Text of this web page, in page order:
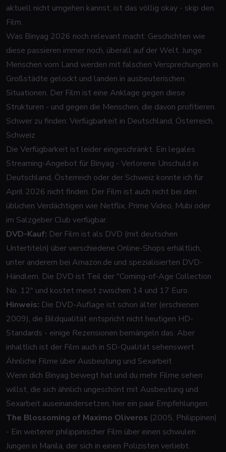
aktuell nicht umgehen kannst, ist das völlig okay - skip den
Film.
Was Binyag 2026 noch relevant macht: Geschichten wie
diese passieren immer noch, überall auf der Welt. Junge
Menschen vom Land werden mit falschen Versprechungen in
Großstädte gelockt und landen in ausbeuterischen
Situationen. Der Film ist eine Anklage gegen diese
Strukturen - und gegen die Menschen, die davon profitieren.
Schwer zu finden: Verfügbarkeit in Deutschland, Österreich,
Schweiz
Die Verfügbarkeit ist leider eingeschränkt. Ein legales
Streaming-Angebot für Binyag - Verlorene Unschuld in
Deutschland, Österreich oder der Schweiz konnte ich für
April 2026 nicht finden. Der Film ist auch nicht bei den
üblichen Verdächtigen wie Netflix, Prime Video, Mubi oder
im Salzgeber Club verfügbar.
DVD-Kauf: Der Film ist als DVD (mit deutschen
Untertiteln) über verschiedene Online-Shops erhältlich,
unter anderem bei Amazon.de und spezialisierten DVD-
Händlern. Die DVD ist Teil der "Coming-of-Age Collection
No. 12" und kostet meist zwischen 14 und 17 Euro.
Hinweis: Die DVD-Auflage ist schon älter (erschienen
2009), die Bildqualität entspricht nicht heutigen HD-
Standards - einige Rezensionen bemängeln das. Aber
inhaltlich ist der Film auch in SD-Qualität sehenswert.
Ähnliche Filme über Ausbeutung und Sexarbeit
Wenn dich Binyag bewegt hat und du mehr Filme sehen
willst, die sich ähnlich ungeschönt mit Ausbeutung und
Sexarbeit auseinandersetzen, hier ein paar Empfehlungen:
The Blossoming of Maximo Oliveros (2005, Philippinen)
- Ein weiterer philippinischer Film über einen schwulen
Jungen in Manila, der sich in einen Polizisten verliebt.